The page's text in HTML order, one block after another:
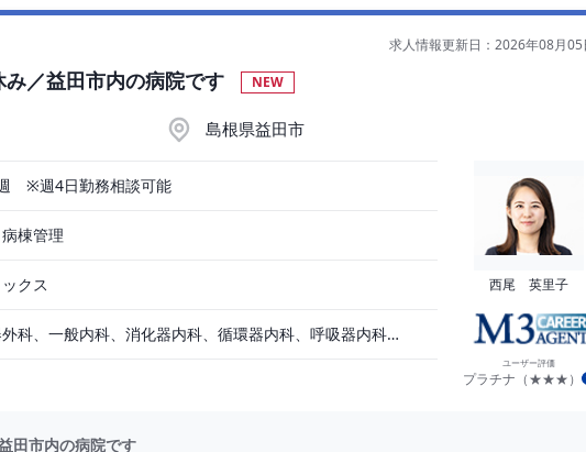
求人情報更新日：2026年08月05
／益田市内の病院です NEW
島根県益田市
　※週4日勤務相談可能
棟管理
クス
消化器外科、一般内科、消化器内科、循環器内科、呼吸器内科、血液内科、脳神経内科、内分泌内科、老人内科、一般外科、その他
西尾 英里子
ユーザー評価
プラチナ（★★★）
田市内の病院です